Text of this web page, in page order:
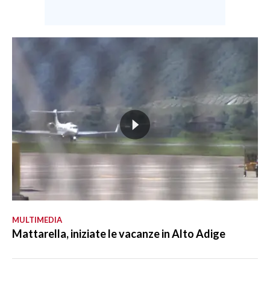
MULTIMEDIA
Mattarella, iniziate le vacanze in Alto Adige